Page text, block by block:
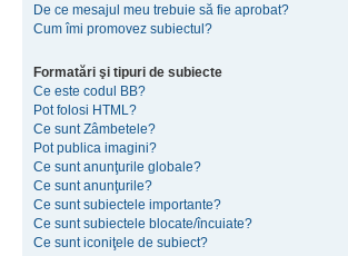
De ce mesajul meu trebuie să fie aprobat?
Cum îmi promovez subiectul?
Formatări şi tipuri de subiecte
Ce este codul BB?
Pot folosi HTML?
Ce sunt Zâmbetele?
Pot publica imagini?
Ce sunt anunţurile globale?
Ce sunt anunţurile?
Ce sunt subiectele importante?
Ce sunt subiectele blocate/încuiate?
Ce sunt iconiţele de subiect?